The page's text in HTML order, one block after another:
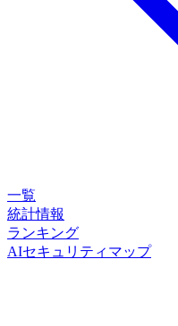
一覧
統計情報
ランキング
AIセキュリティマップ